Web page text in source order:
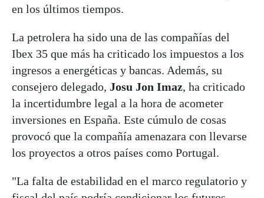
en los últimos tiempos.
La petrolera ha sido una de las compañías del
Ibex 35 que más ha criticado los impuestos a los
ingresos a energéticas y bancas. Además, su
consejero delegado, Josu Jon Imaz, ha criticado
la incertidumbre legal a la hora de acometer
inversiones en España. Este cúmulo de cosas
provocó que la compañía amenazara con llevarse
los proyectos a otros países como Portugal.
"La falta de estabilidad en el marco regulatorio y